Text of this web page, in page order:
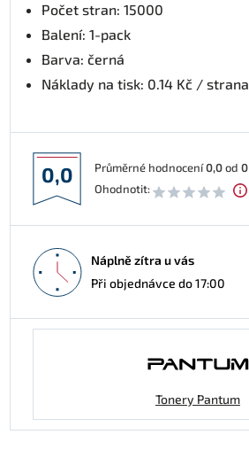
Počet stran: 15000
Balení: 1-pack
Barva: černá
Náklady na tisk: 0.14 Kč / strana
0,0 Průměrné hodnocení0,0od 0
Ohodnotit:
Náplně zítra u vás
Při objednávce do 17:00
Tonery Pantum